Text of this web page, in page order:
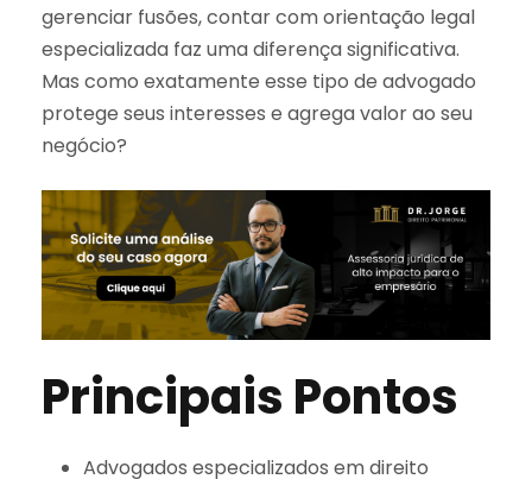
gerenciar fusões, contar com orientação legal
especializada faz uma diferença significativa.
Mas como exatamente esse tipo de advogado
protege seus interesses e agrega valor ao seu
negócio?
Principais Pontos
Advogados especializados em direito